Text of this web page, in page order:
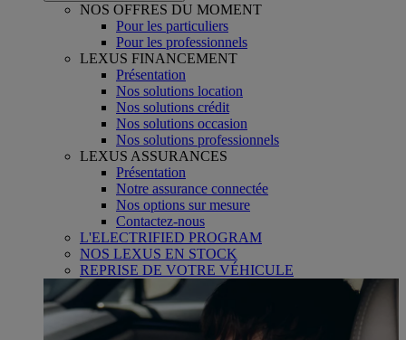
NOS OFFRES DU MOMENT
Pour les particuliers
Pour les professionnels
LEXUS FINANCEMENT
Présentation
Nos solutions location
Nos solutions crédit
Nos solutions occasion
Nos solutions professionnels
LEXUS ASSURANCES
Présentation
Notre assurance connectée
Nos options sur mesure
Contactez-nous
L'ELECTRIFIED PROGRAM
NOS LEXUS EN STOCK
REPRISE DE VOTRE VÉHICULE